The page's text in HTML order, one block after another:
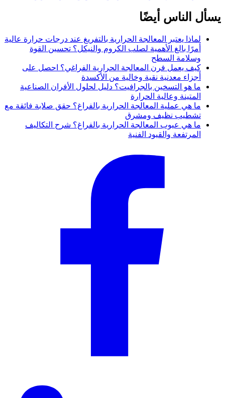
يسأل الناس أيضًا
لماذا يعتبر المعالجة الحرارية بالتفريغ عند درجات حرارة عالية
أمرًا بالغ الأهمية لصلب الكروم والنيكل؟ تحسين القوة
وسلامة السطح
كيف يعمل فرن المعالجة الحرارية الفراغي؟ احصل على
أجزاء معدنية نقية وخالية من الأكسدة
ما هو التسخين بالجرافيت؟ دليل لحلول الأفران الصناعية
المتينة وعالية الحرارة
ما هي عملية المعالجة الحرارية بالفراغ؟ حقق صلابة فائقة مع
تشطيب نظيف ومشرق
ما هي عيوب المعالجة الحرارية بالفراغ؟ شرح التكاليف
المرتفعة والقيود الفنية